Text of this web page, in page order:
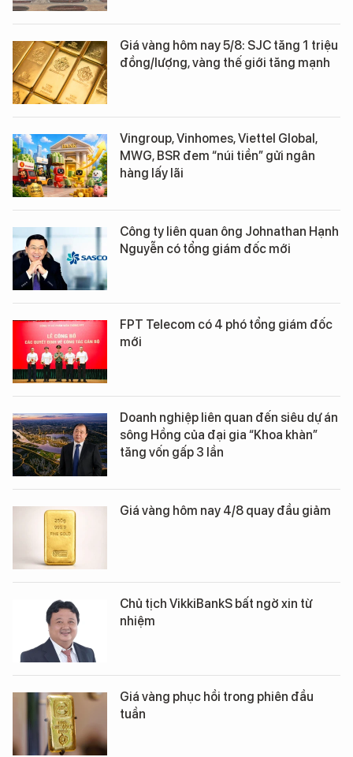
Giá vàng hôm nay 5/8: SJC tăng 1 triệu
đồng/lượng, vàng thế giới tăng mạnh
Vingroup, Vinhomes, Viettel Global,
MWG, BSR đem “núi tiền” gửi ngân
hàng lấy lãi
Công ty liên quan ông Johnathan Hạnh
Nguyễn có tổng giám đốc mới
FPT Telecom có 4 phó tổng giám đốc
mới
Doanh nghiệp liên quan đến siêu dự án
sông Hồng của đại gia “Khoa khàn”
tăng vốn gấp 3 lần
Giá vàng hôm nay 4/8 quay đầu giảm
Chủ tịch VikkiBankS bất ngờ xin từ
nhiệm
Giá vàng phục hồi trong phiên đầu
tuần